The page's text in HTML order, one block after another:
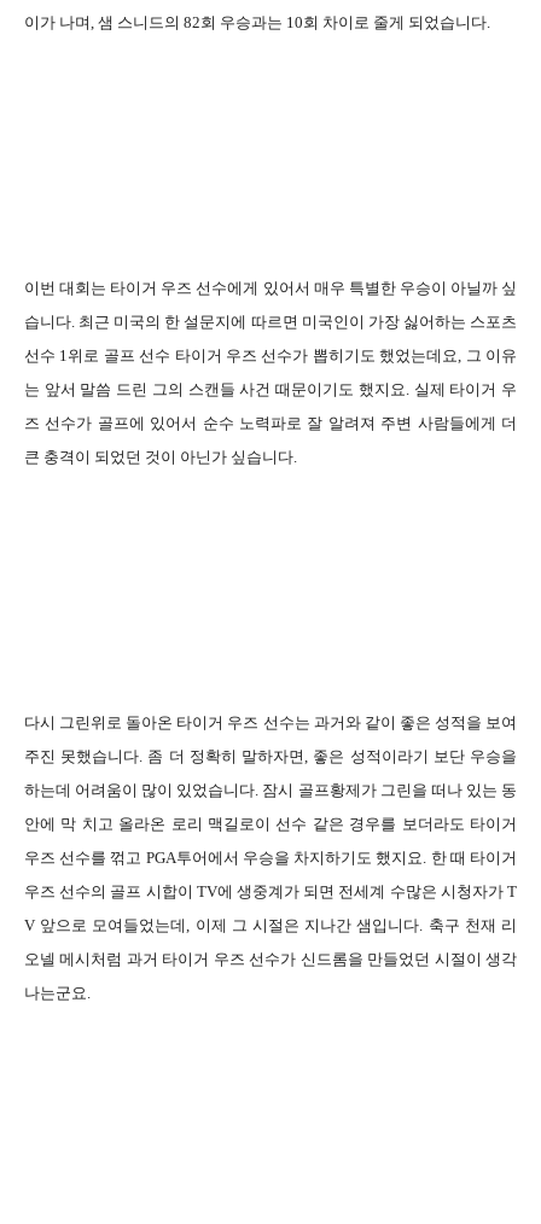
이가 나며, 샘 스니드의 82회 우승과는 10회 차이로 줄게 되었습니다.
이번 대회는 타이거 우즈 선수에게 있어서 매우 특별한 우승이 아닐까 싶
습니다. 최근 미국의 한 설문지에 따르면 미국인이 가장 싫어하는 스포츠
선수 1위로 골프 선수 타이거 우즈 선수가 뽑히기도 했었는데요, 그 이유
는 앞서 말씀 드린 그의 스캔들 사건 때문이기도 했지요. 실제 타이거 우
즈 선수가 골프에 있어서 순수 노력파로 잘 알려져 주변 사람들에게 더
큰 충격이 되었던 것이 아닌가 싶습니다.
다시 그린위로 돌아온 타이거 우즈 선수는 과거와 같이 좋은 성적을 보여
주진 못했습니다. 좀 더 정확히 말하자면, 좋은 성적이라기 보단 우승을
하는데 어려움이 많이 있었습니다. 잠시 골프황제가 그린을 떠나 있는 동
안에 막 치고 올라온 로리 맥길로이 선수 같은 경우를 보더라도 타이거
우즈 선수를 꺾고 PGA투어에서 우승을 차지하기도 했지요. 한 때 타이거
우즈 선수의 골프 시합이 TV에 생중계가 되면 전세계 수많은 시청자가 T
V 앞으로 모여들었는데, 이제 그 시절은 지나간 샘입니다. 축구 천재 리
오넬 메시처럼 과거 타이거 우즈 선수가 신드롬을 만들었던 시절이 생각
나는군요.